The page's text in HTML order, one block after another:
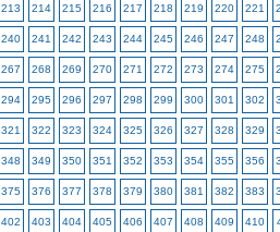
213 214 215 216 217 218 219 220 221
240 241 242 243 244 245 246 247 248
267 268 269 270 271 272 273 274 275
294 295 296 297 298 299 300 301 302
321 322 323 324 325 326 327 328 329
348 349 350 351 352 353 354 355 356
375 376 377 378 379 380 381 382 383
402 403 404 405 406 407 408 409 410